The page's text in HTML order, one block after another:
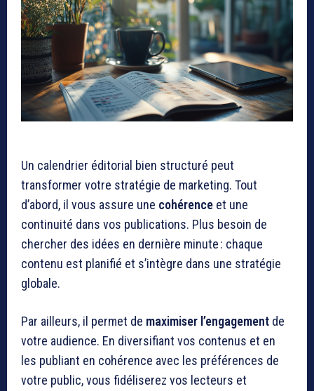
Un calendrier éditorial bien structuré peut
transformer votre stratégie de marketing. Tout
d’abord, il vous assure une cohérence et une
continuité dans vos publications. Plus besoin de
chercher des idées en dernière minute : chaque
contenu est planifié et s’intègre dans une stratégie
globale.
Par ailleurs, il permet de maximiser l’engagement de
votre audience. En diversifiant vos contenus et en
les publiant en cohérence avec les préférences de
votre public, vous fidéliserez vos lecteurs et